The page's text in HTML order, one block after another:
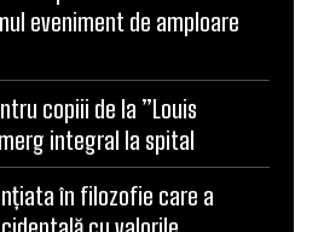
eveniment de amploare
copiii de la ”Louis
integral la spital
în filozofie care a